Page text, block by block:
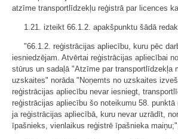
atzīme transportlīdzekļu reģistrā par licences
1.21. izteikt 66.1.2. apakšpunktu šādā
"66.1.2. reģistrācijas apliecību, kuru pēc
iesniedzējam. Atvērtai reģistrācijas apliecībai
stūrus un sadaļā "Atzīme par transportlīdzekļa
uzskaites" norāda "Noņemts no uzskaites
reģistrācijas apliecību nevar iesniegt,
reģistrācijas apliecību šo noteikumu 58. punktā
ja reģistrācijas apliecībā, kuru nevar uzrādīt,
īpašnieks, vienlaikus reģistrē īpašnieka